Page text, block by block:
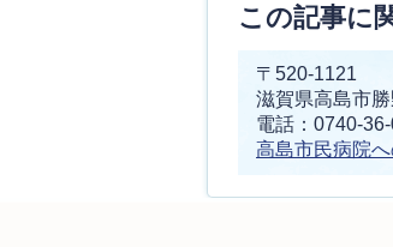
この記事に
〒520-1121
滋賀県高島市
電話：0740-
高島市民病院